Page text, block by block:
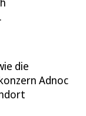
die
Adnoc